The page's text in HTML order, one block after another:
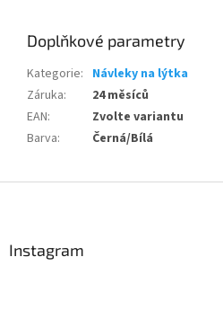
Doplňkové parametry
Kategorie: Návleky na lýtka
Záruka:
24 měsíců
EAN:
Zvolte variantu
Barva: Černá/Bílá
Instagram